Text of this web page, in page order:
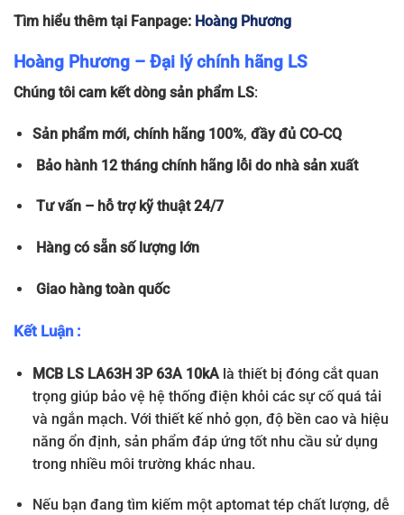
Tìm hiểu thêm tại Fanpage: Hoàng Phương
Hoàng Phương – Đại lý chính hãng LS
Chúng tôi cam kết dòng sản phẩm LS:
Sản phẩm mới, chính hãng 100%, đầy đủ CO-CQ
Bảo hành 12 tháng chính hãng lỗi do nhà sản xuất
Tư vấn – hỗ trợ kỹ thuật 24/7
Hàng có sẵn số lượng lớn
Giao hàng toàn quốc
Kết Luận :
MCB LS LA63H 3P 63A 10kAlà thiết bị đóng cắt quan
trọng giúp bảo vệ hệ thống điện khỏi các sự cố quá tải
và ngắn mạch. Với thiết kế nhỏ gọn, độ bền cao và hiệu
năng ổn định, sản phẩm đáp ứng tốt nhu cầu sử dụng
trong nhiều môi trường khác nhau.
Nếu bạn đang tìm kiếm một aptomat tép chất lượng, dễ